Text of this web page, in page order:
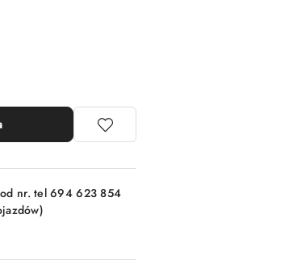
nr. tel 694 623 854